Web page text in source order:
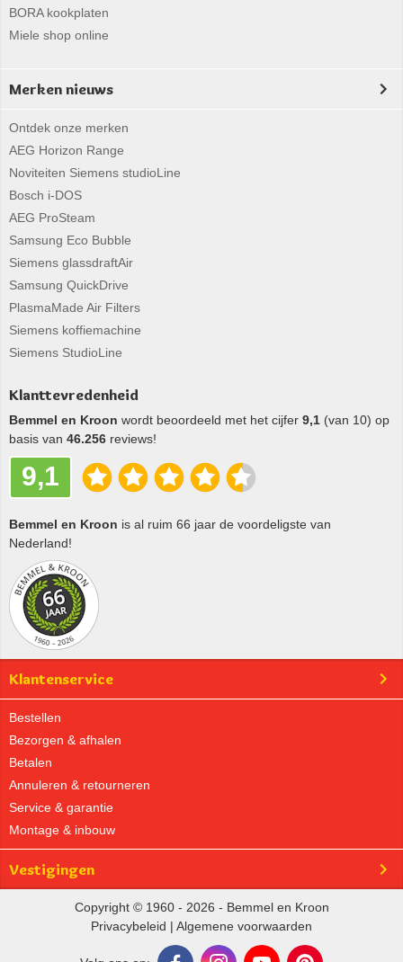
BORA kookplaten
Miele shop online
Merken nieuws
Ontdek onze merken
AEG Horizon Range
Noviteiten Siemens studioLine
Bosch i-DOS
AEG ProSteam
Samsung Eco Bubble
Siemens glassdraftAir
Samsung QuickDrive
PlasmaMade Air Filters
Siemens koffiemachine
Siemens StudioLine
Klanttevredenheid
Bemmel en Kroon wordt beoordeeld met het cijfer 9,1 (van 10) op
basis van 46.256 reviews!
9,1
Bemmel en Kroon is al ruim 66 jaar de voordeligste van
Nederland!
Klantenservice
Bestellen
Bezorgen & afhalen
Betalen
Annuleren & retourneren
Service & garantie
Montage & inbouw
Vestigingen
Copyright © 1960 - 2026 - Bemmel en Kroon
Privacybeleid | Algemene voorwaarden